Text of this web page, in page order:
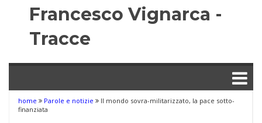
Francesco Vignarca -
Tracce
home Parole e notizie
Il mondo sovra-militarizzato, la pace sotto-
finanziata